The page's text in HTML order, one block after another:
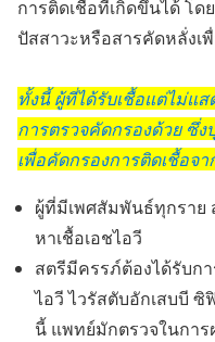
การติดเชื้อที่เกิดขึ้นได้ โด
ปัสสาวะหรือสารคัดหลั่งเ
ทั้งนี้ ผู้ที่ได้รับเชื้อแต่ไม่แ
การตรวจคัดกรองด้วย ซึ่
เพื่อคัดกรองการติดเชื้อจ
ผู้ที่มีเพศสัมพันธ์ทุกราย
หาเชื้อเอชไอวี
สตรีมีครรภ์ต้องได้รับก
ไอวี ไวรัสตับอักเสบบี ซิ
นี้ แพทย์มักตรวจในกา